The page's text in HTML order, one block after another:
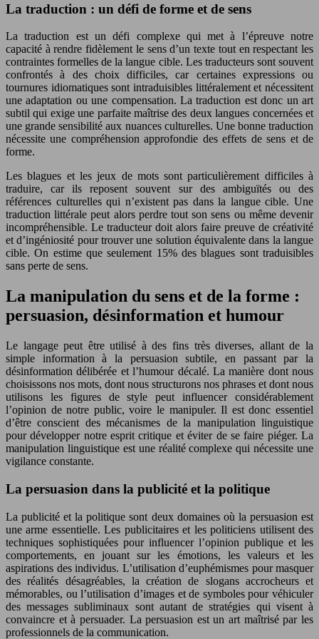
La traduction : un défi de forme et de sens
La traduction est un défi complexe qui met à l’épreuve notre
capacité à rendre fidèlement le sens d’un texte tout en respectant les
contraintes formelles de la langue cible. Les traducteurs sont souvent
confrontés à des choix difficiles, car certaines expressions ou
tournures idiomatiques sont intraduisibles littéralement et nécessitent
une adaptation ou une compensation. La traduction est donc un art
subtil qui exige une parfaite maîtrise des deux langues concernées et
une grande sensibilité aux nuances culturelles. Une bonne traduction
nécessite une compréhension approfondie des effets de sens et de
forme.
Les blagues et les jeux de mots sont particulièrement difficiles à
traduire, car ils reposent souvent sur des ambiguïtés ou des
références culturelles qui n’existent pas dans la langue cible. Une
traduction littérale peut alors perdre tout son sens ou même devenir
incompréhensible. Le traducteur doit alors faire preuve de créativité
et d’ingéniosité pour trouver une solution équivalente dans la langue
cible. On estime que seulement 15% des blagues sont traduisibles
sans perte de sens.
La manipulation du sens et de la forme :
persuasion, désinformation et humour
Le langage peut être utilisé à des fins très diverses, allant de la
simple information à la persuasion subtile, en passant par la
désinformation délibérée et l’humour décalé. La manière dont nous
choisissons nos mots, dont nous structurons nos phrases et dont nous
utilisons les figures de style peut influencer considérablement
l’opinion de notre public, voire le manipuler. Il est donc essentiel
d’être conscient des mécanismes de la manipulation linguistique
pour développer notre esprit critique et éviter de se faire piéger. La
manipulation linguistique est une réalité complexe qui nécessite une
vigilance constante.
La persuasion dans la publicité et la politique
La publicité et la politique sont deux domaines où la persuasion est
une arme essentielle. Les publicitaires et les politiciens utilisent des
techniques sophistiquées pour influencer l’opinion publique et les
comportements, en jouant sur les émotions, les valeurs et les
aspirations des individus. L’utilisation d’euphémismes pour masquer
des réalités désagréables, la création de slogans accrocheurs et
mémorables, ou l’utilisation d’images et de symboles pour véhiculer
des messages subliminaux sont autant de stratégies qui visent à
convaincre et à persuader. La persuasion est un art maîtrisé par les
professionnels de la communication.